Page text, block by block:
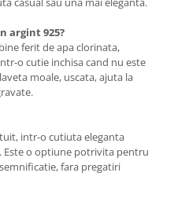
argint 925?
ferit de apa clorinata,
o cutie inchisa cand nu este
moale, uscata, ajuta la
intr-o cutiuta eleganta
Este o optiune potrivita pentru
fara pregatiri